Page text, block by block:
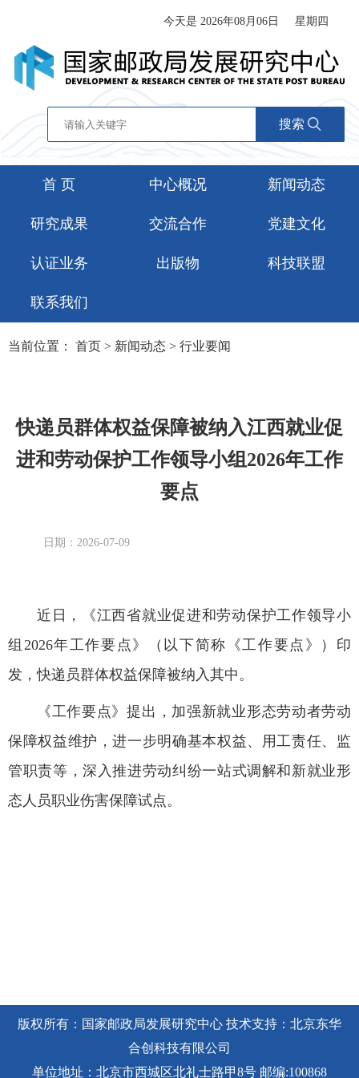
今天是 2026年08月06日 星期四
搜索
首 页 中心概况 新闻动态
研究成果 交流合作 党建文化
认证业务 出版物 科技联盟
联系我们
当前位置： 首页 > 新闻动态 > 行业要闻
快递员群体权益保障被纳入江西就业促
进和劳动保护工作领导小组2026年工作
要点
日期：2026-07-09
近日，《江西省就业促进和劳动保护工作领导小
组2026年工作要点》（以下简称《工作要点》）印
发，快递员群体权益保障被纳入其中。
《工作要点》提出，加强新就业形态劳动者劳动
保障权益维护，进一步明确基本权益、用工责任、监
管职责等，深入推进劳动纠纷一站式调解和新就业形
态人员职业伤害保障试点。
版权所有：国家邮政局发展研究中心 技术支持：北京东华
合创科技有限公司
单位地址：北京市西城区北礼士路甲8号 邮编:100868